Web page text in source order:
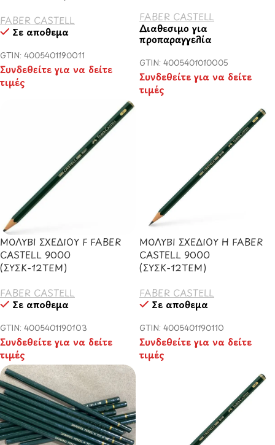
FABER CASTELL
Σε απόθεμα
GTIN: 4005401190011
Συνδεθείτε για να δείτε
τιμές
FABER CASTELL
Διαθέσιμο για
προπαραγγελία
GTIN: 4005401010005
Συνδεθείτε για να δείτε
τιμές
ΜΟΛΥΒΙ ΣΧΕΔΙΟΥ F FABER
CASTELL 9000
(ΣΥΣΚ-12ΤΕΜ)
FABER CASTELL
Σε απόθεμα
GTIN: 4005401190103
Συνδεθείτε για να δείτε
τιμές
ΜΟΛΥΒΙ ΣΧΕΔΙΟΥ H FABER
CASTELL 9000
(ΣΥΣΚ-12ΤΕΜ)
FABER CASTELL
Σε απόθεμα
GTIN: 4005401190110
Συνδεθείτε για να δείτε
τιμές